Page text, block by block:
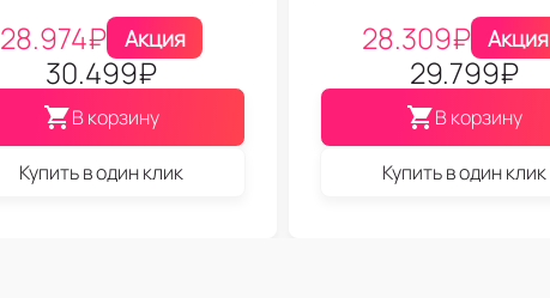
28.974₽ Акция
30.499₽
В корзину
Купить в один клик
28.309₽ Акция
29.799₽
В корзину
Купить в один клик